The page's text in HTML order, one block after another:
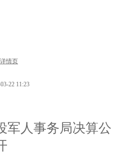
情页
22 11:23
军人事务局决算公